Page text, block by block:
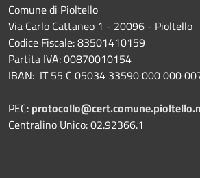
Comune di Pioltello
Via Carlo Cattaneo 1 - 20096 - Pioltello
Codice Fiscale: 83501410159
Partita IVA: 00870010154
IBAN: IT 55 C 05034 33590 000 000
PEC:
Centralino Unico: 02.92366.1